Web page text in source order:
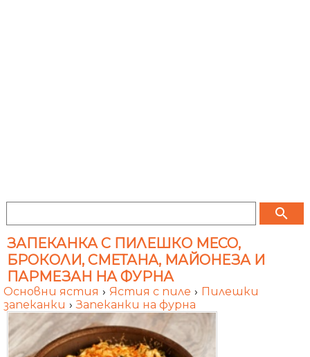
search
ЗАПЕКАНКА С ПИЛЕШКО МЕСО,
БРОКОЛИ, СМЕТАНА, МАЙОНЕЗА И
ПАРМЕЗАН НА ФУРНА
Основни ястия › Ястия с пиле › Пилешки
запеканки › Запеканки на фурна